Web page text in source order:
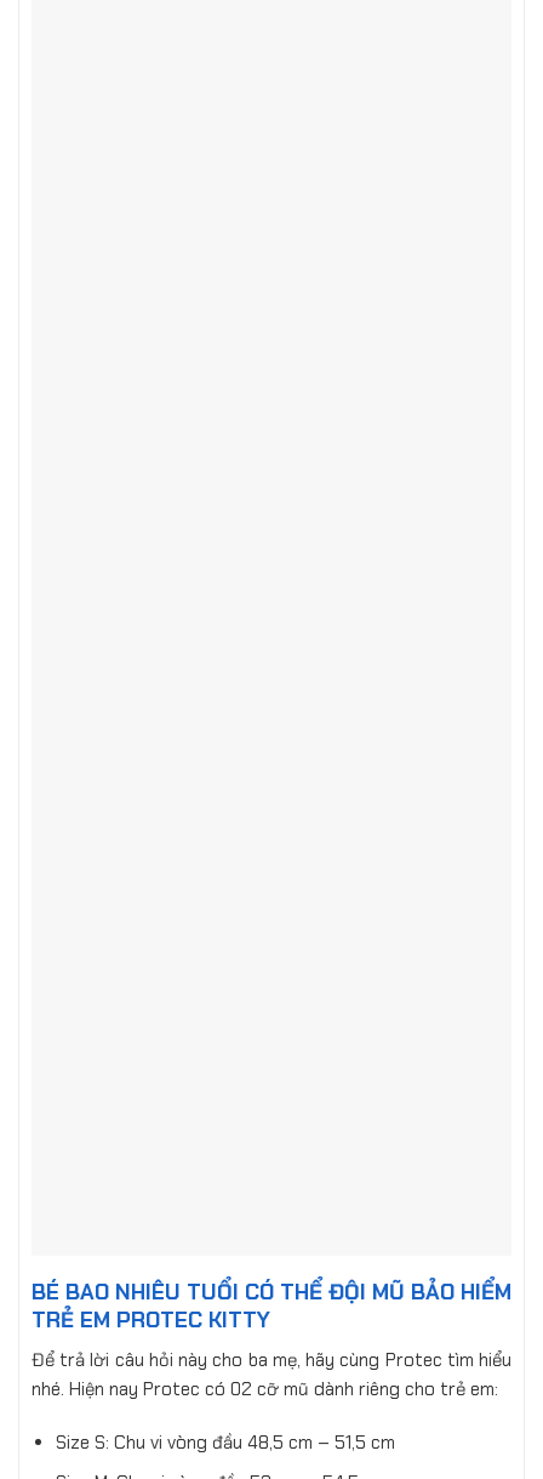
BÉ BAO NHIÊU TUỔI CÓ THỂ ĐỘI MŨ BẢO HIỂM
TRẺ EM PROTEC KITTY
Để trả lời câu hỏi này cho ba mẹ, hãy cùng Protec tìm hiểu
nhé. Hiện nay Protec có 02 cỡ mũ dành riêng cho trẻ em:
Size S: Chu vi vòng đầu 48,5 cm – 51,5 cm